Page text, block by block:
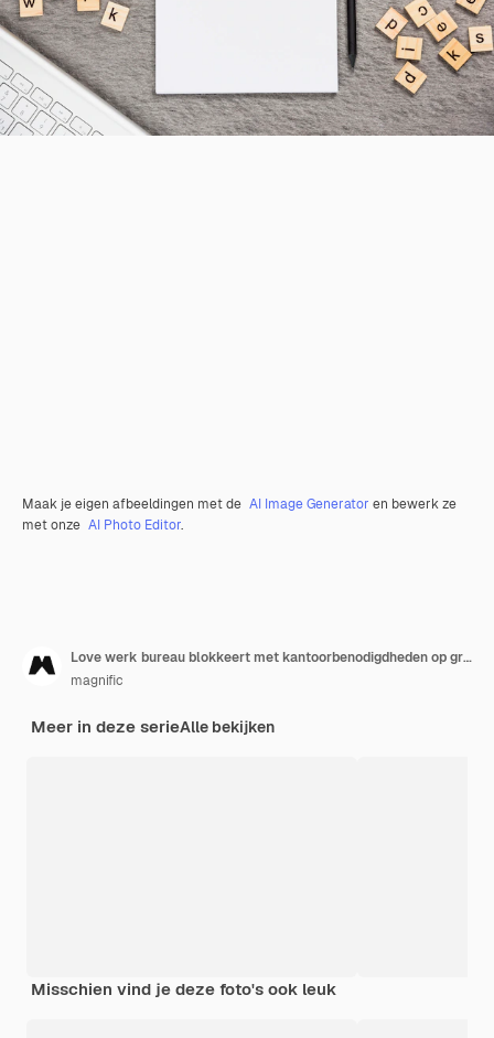
Maak je eigen afbeeldingen met de AI Image Generator en bewerk ze
met onze AI Photo Editor.
Love werk bureau blokkeert met kantoorbenodigdheden op grijze achtergrond
magnific
Meer in deze serieAlle bekijken
Misschien vind je deze foto's ook leuk